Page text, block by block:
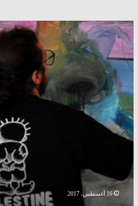
ألمانيا
سوريون
ينسحبون
من
مهرجان
برلين
بسبب
”
السفارة
الإسرائيلية
(
فيديو
)
16 أغسطس، 2017